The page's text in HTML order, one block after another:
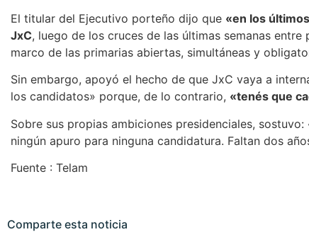
El titular del Ejecutivo porteño dijo que «en los
JxC, luego de los cruces de las últimas semanas
marco de las primarias abiertas, simultáneas y
Sin embargo, apoyó el hecho de que JxC vaya a
los candidatos» porque, de lo contrario, «tenés que
Sobre sus propias ambiciones presidenciales,
ningún apuro para ninguna candidatura. Faltan dos
Fuente : Telam
Comparte esta noticia